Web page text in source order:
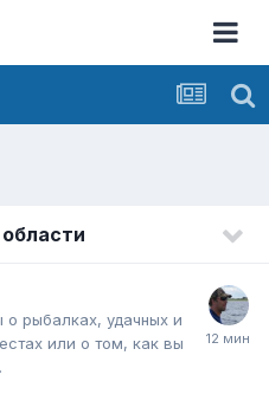
рыбалках, удачных и
или о том, как вы